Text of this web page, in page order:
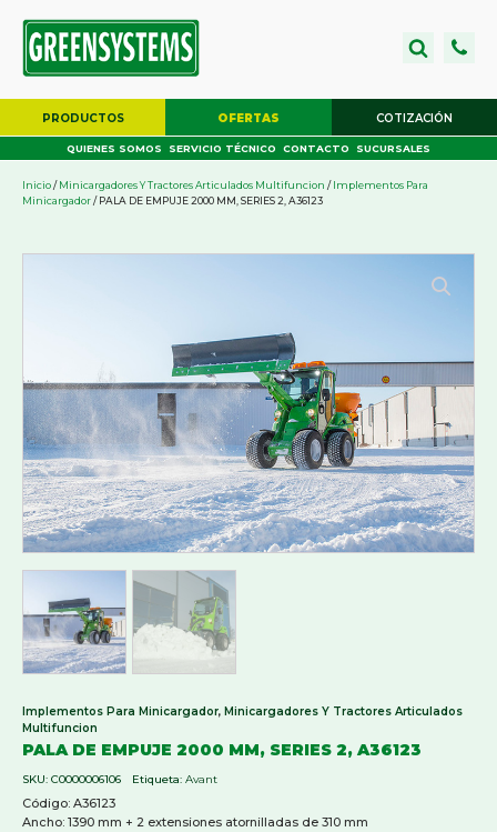
PRODUCTOS OFERTAS COTIZACIÓN
QUIENES SOMOS SERVICIO TÉCNICO CONTACTO SUCURSALES
Inicio/Minicargadores Y Tractores Articulados Multifuncion /Implementos Para
Minicargador/ PALA DE EMPUJE 2000 MM, SERIES 2, A36123
Implementos Para Minicargador, Minicargadores Y Tractores Articulados
Multifuncion
PALA DE EMPUJE 2000 MM, SERIES 2, A36123
SKU: C0000006106 Etiqueta: Avant
Código: A36123
Ancho: 1390 mm + 2 extensiones atornilladas de 310 mm